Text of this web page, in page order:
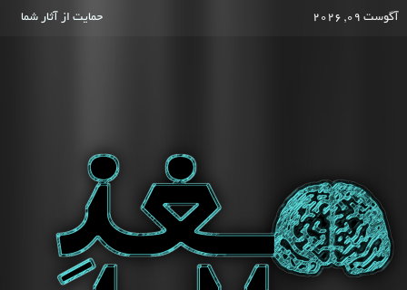
آگوست 09, 2026 حمایت از آثار شما